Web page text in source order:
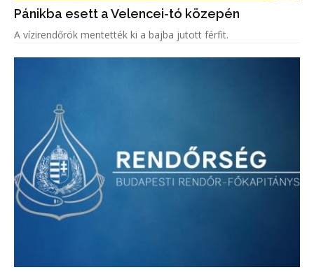
Pánikba esett a Velencei-tó közepén
A vízirendőrök mentették ki a bajba jutott férfit.